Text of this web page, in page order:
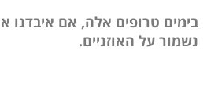
בימים טרופים אלה, אם איבדנו
נשמור על האוזניים.